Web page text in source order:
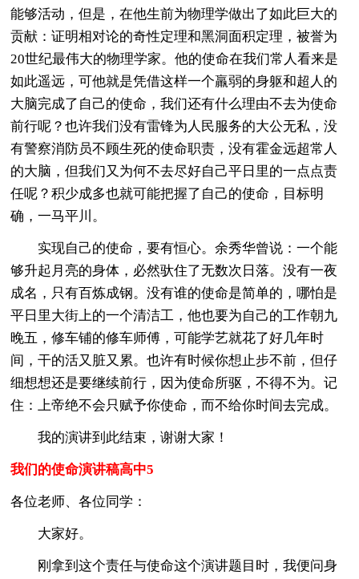
能够活动，但是，在他生前为物理学做出了如此巨大的
贡献：证明相对论的奇性定理和黑洞面积定理，被誉为
20世纪最伟大的物理学家。他的使命在我们常人看来是
如此遥远，可他就是凭借这样一个羸弱的身躯和超人的
大脑完成了自己的使命，我们还有什么理由不去为使命
前行呢？也许我们没有雷锋为人民服务的大公无私，没
有警察消防员不顾生死的使命职责，没有霍金远超常人
的大脑，但我们又为何不去尽好自己平日里的一点点责
任呢？积少成多也就可能把握了自己的使命，目标明
确，一马平川。
实现自己的使命，要有恒心。余秀华曾说：一个能
够升起月亮的身体，必然驮住了无数次日落。没有一夜
成名，只有百炼成钢。没有谁的使命是简单的，哪怕是
平日里大街上的一个清洁工，他也要为自己的工作朝九
晚五，修车铺的修车师傅，可能学艺就花了好几年时
间，干的活又脏又累。也许有时候你想止步不前，但仔
细想想还是要继续前行，因为使命所驱，不得不为。记
住：上帝绝不会只赋予你使命，而不给你时间去完成。
我的演讲到此结束，谢谢大家！
我们的使命演讲稿高中5
各位老师、各位同学：
大家好。
刚拿到这个责任与使命这个演讲题目时，我便问身